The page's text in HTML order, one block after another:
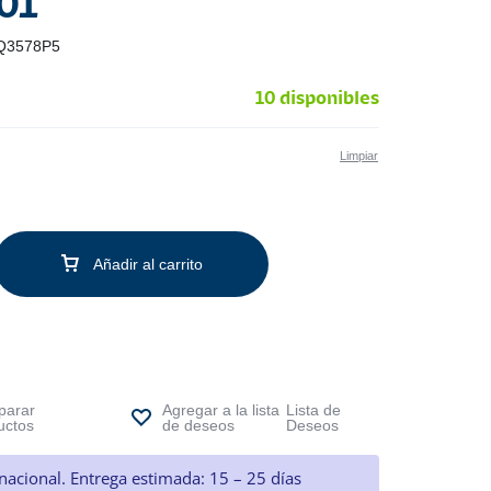
10 disponibles
Limpiar
Añadir al carrito
Lista de
Deseos
Entrega estimada: 15 – 25 días